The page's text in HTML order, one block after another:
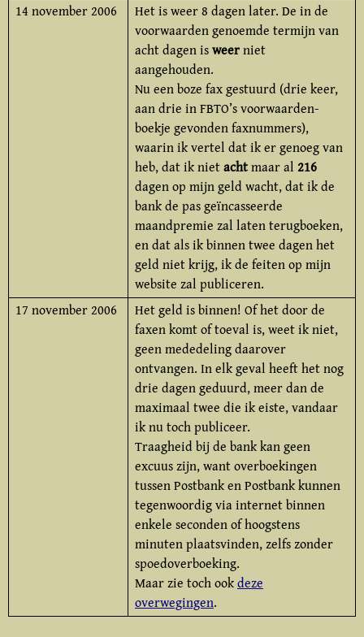
14 november 2006
Het is weer 8 dagen later. De in de
voorwaarden genoemde termijn van
acht dagen isweerniet
aangehouden.
Nu een boze fax gestuurd (drie keer,
aan drie in FBTO’s voorwaarden­
boekje gevonden faxnummers),
waarin ik vertel dat ik er genoeg van
heb, dat ik nietachtmaar al 216
dagen op mijn geld wacht, dat ik de
bank de pas geïncasseerde
maandpremie zal laten terugboeken,
en dat als ik binnen twee dagen het
geld niet krijg, ik de feiten op mijn
website zal publiceren.
17 november 2006
Het geld is binnen! Of het door de
faxen komt of toeval is, weet ik niet,
geen mededeling daarover
ontvangen. In elk geval heeft het nog
drie dagen geduurd, meer dan de
maximaal twee die ik eiste, vandaar
ik nu toch publiceer.
Traagheid bij de bank kan geen
excuus zijn, want overboekingen
tussen Postbank en Postbank kunnen
tegenwoordig via internet binnen
enkele seconden of hoogstens
minuten plaatsvinden, zelfs zonder
spoedoverboeking.
Maar zie toch ookdeze
overwegingen.